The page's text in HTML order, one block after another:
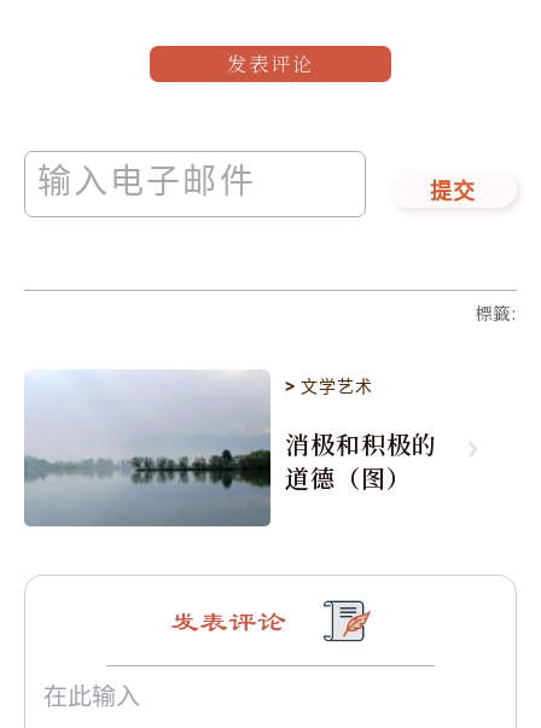
发表评论
提交
標籤:
>文学艺术
消极和积极的
道德（图）
发表评论